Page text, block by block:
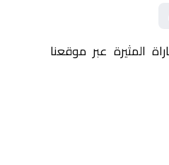
المثيرة عبر موقعنا